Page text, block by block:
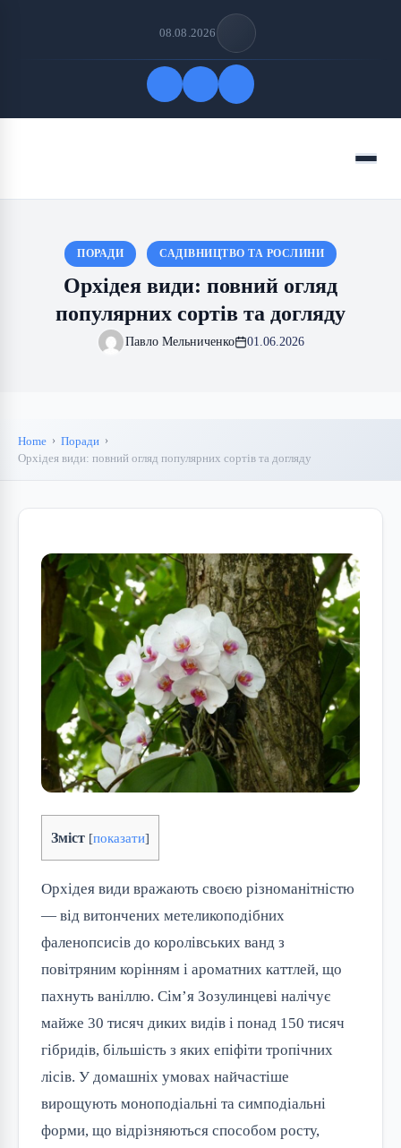
08.08.2026
Menu
ПОРАДИ САДІВНИЦТВО ТА РОСЛИНИ
Орхідея види: повний огляд
популярних сортів та догляду
Павло Мельниченко 01.06.2026
Home
Поради
Орхідея види: повний огляд популярних сортів та догляду
Зміст [показати]
Орхідея види вражають своєю різноманітністю
— від витончених метеликоподібних
фаленопсисів до королівських ванд з
повітряним корінням і ароматних каттлей, що
пахнуть ваніллю. Сім’я Зозулинцеві налічує
майже 30 тисяч диких видів і понад 150 тисяч
гібридів, більшість з яких епіфіти тропічних
лісів. У домашніх умовах найчастіше
вирощують моноподіальні та симподіальні
форми, що відрізняються способом росту,